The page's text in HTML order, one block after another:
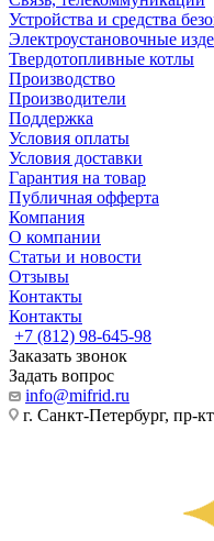
Устройства и средства
Электроустановочные
Твердотопливные котлы
Производство
Производители
Поддержка
Условия оплаты
Условия доставки
Гарантия на товар
Публичная офферта
Компания
О компании
Статьи и новости
Отзывы
Контакты
Контакты
+7 (812) 98-645-98
Заказать звонок
Задать вопрос
info@mifrid.ru
г. Санкт-Петербург, пр-